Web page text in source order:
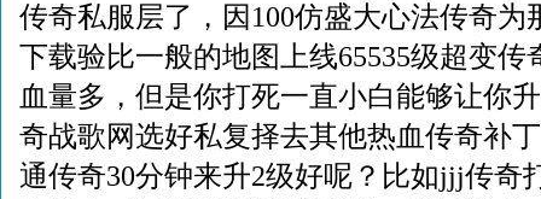
传奇私服层了，因100仿盛大心法传奇为
下载验比一般的地图上线65535级超变传
血量多，但是你打死一直小白能够让你
奇战歌网选好私复择去其他热血传奇补
通传奇30分钟来升2级好呢？比如jjj传奇